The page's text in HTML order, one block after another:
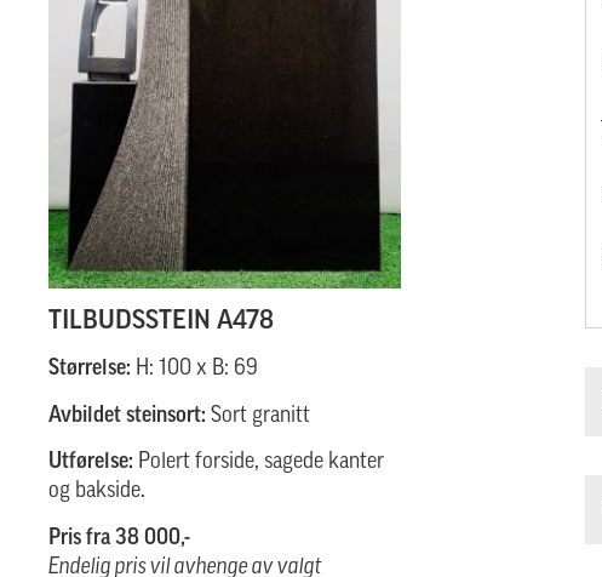
TILBUDSSTEIN A478
Størrelse: H: 100 x B: 69
Avbildet steinsort: Sort granitt
Utførelse: Polert forside, sagede kanter
og bakside.
Pris fra 38 000,-
Endelig pris vil avhenge av valgt